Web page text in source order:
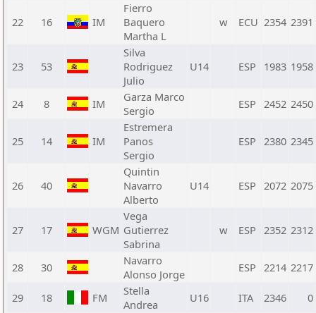
22 16 IM
Fierro
Baquero
Martha L
w ECU 2354 2391
23 53
Silva
Rodriguez
Julio
U14 ESP 1983 1958
24 8 IM
Garza Marco
Sergio
ESP 2452 2450
25 14 IM
Estremera
Panos
Sergio
ESP 2380 2345
26 40
Quintin
Navarro
Alberto
U14 ESP 2072 2075
27 17 WGM
Vega
Gutierrez
Sabrina
w ESP 2352 2312
28 30
Navarro
Alonso Jorge
ESP 2214 2217
29 18 FM
Stella
Andrea
U16 ITA 2346 0